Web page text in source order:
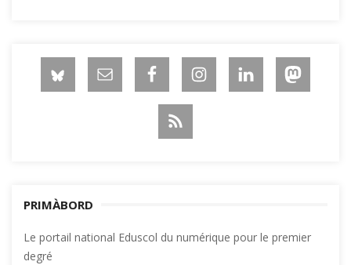
PRIMÀBORD
Le portail national Eduscol du numérique pour le premier
degré